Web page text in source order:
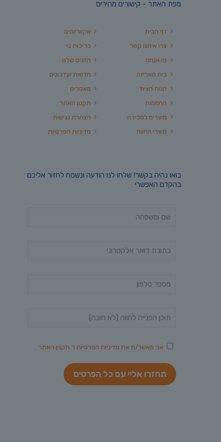
מפת האתר - קישורים מהירים
אקווריומים
בריכות נוי
הדגים שלנו
חדשות ועדכונים
מאמרים
תקנון האתר
הצהרת נגישות
מדיניות הפרטיות
דף הבית
צרו איתנו קשר
מי אנחנו
בית האריזה
חנות הציוד
החממות
מוצרים למכירה
מוצרי החווה
בואו נהיה בקשר! שלחו לנו הודעה ונשמח לחזור אליכם
בהקדם האפשרי
אני מאשר/ת את מדיניות הפרטיותו־ תקנון האתר